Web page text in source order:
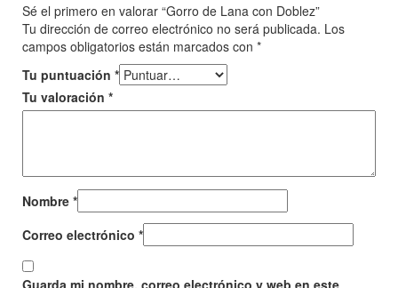
Sé el primero en valorar “Gorro de Lana con Doblez”
Tu dirección de correo electrónico no será publicada. Los
campos obligatorios están marcados con *
Tu puntuación *
Tu valoración *
Nombre *
Correo electrónico *
Guarda mi nombre, correo electrónico y web en este